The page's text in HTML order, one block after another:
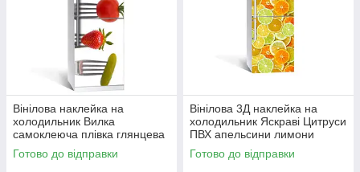
Вінілова наклейка на
холодильник Вилка
самоклеюча плівка глянцева
з ламінацією 600х1800 мм
Готово до відправки
Вінілова 3Д наклейка на
холодильник Яскраві Цитруси
ПВХ апельсини лимони
Фрукти Оранжевий 600х1800
мм
Готово до відправки